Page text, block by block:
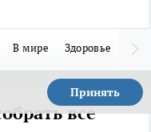
В мире Здоровье
Принять
все